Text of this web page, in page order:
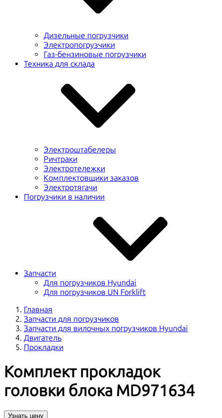
Дизельные погрузчики
Электропогрузчики
Газ-бензиновые погрузчики
Техника для склада
Электроштабелеры
Ричтраки
Электротележки
Комплектовщики заказов
Электротягачи
Погрузчики в наличии
Запчасти
Для погрузчиков Hyundai
Для погрузчиков UN Forklift
Главная
Запчасти для погрузчиков
Запчасти для вилочных погрузчиков Hyundai
Двигатель
Прокладки
Комплект прокладок
головки блока MD971634
Узнать цену